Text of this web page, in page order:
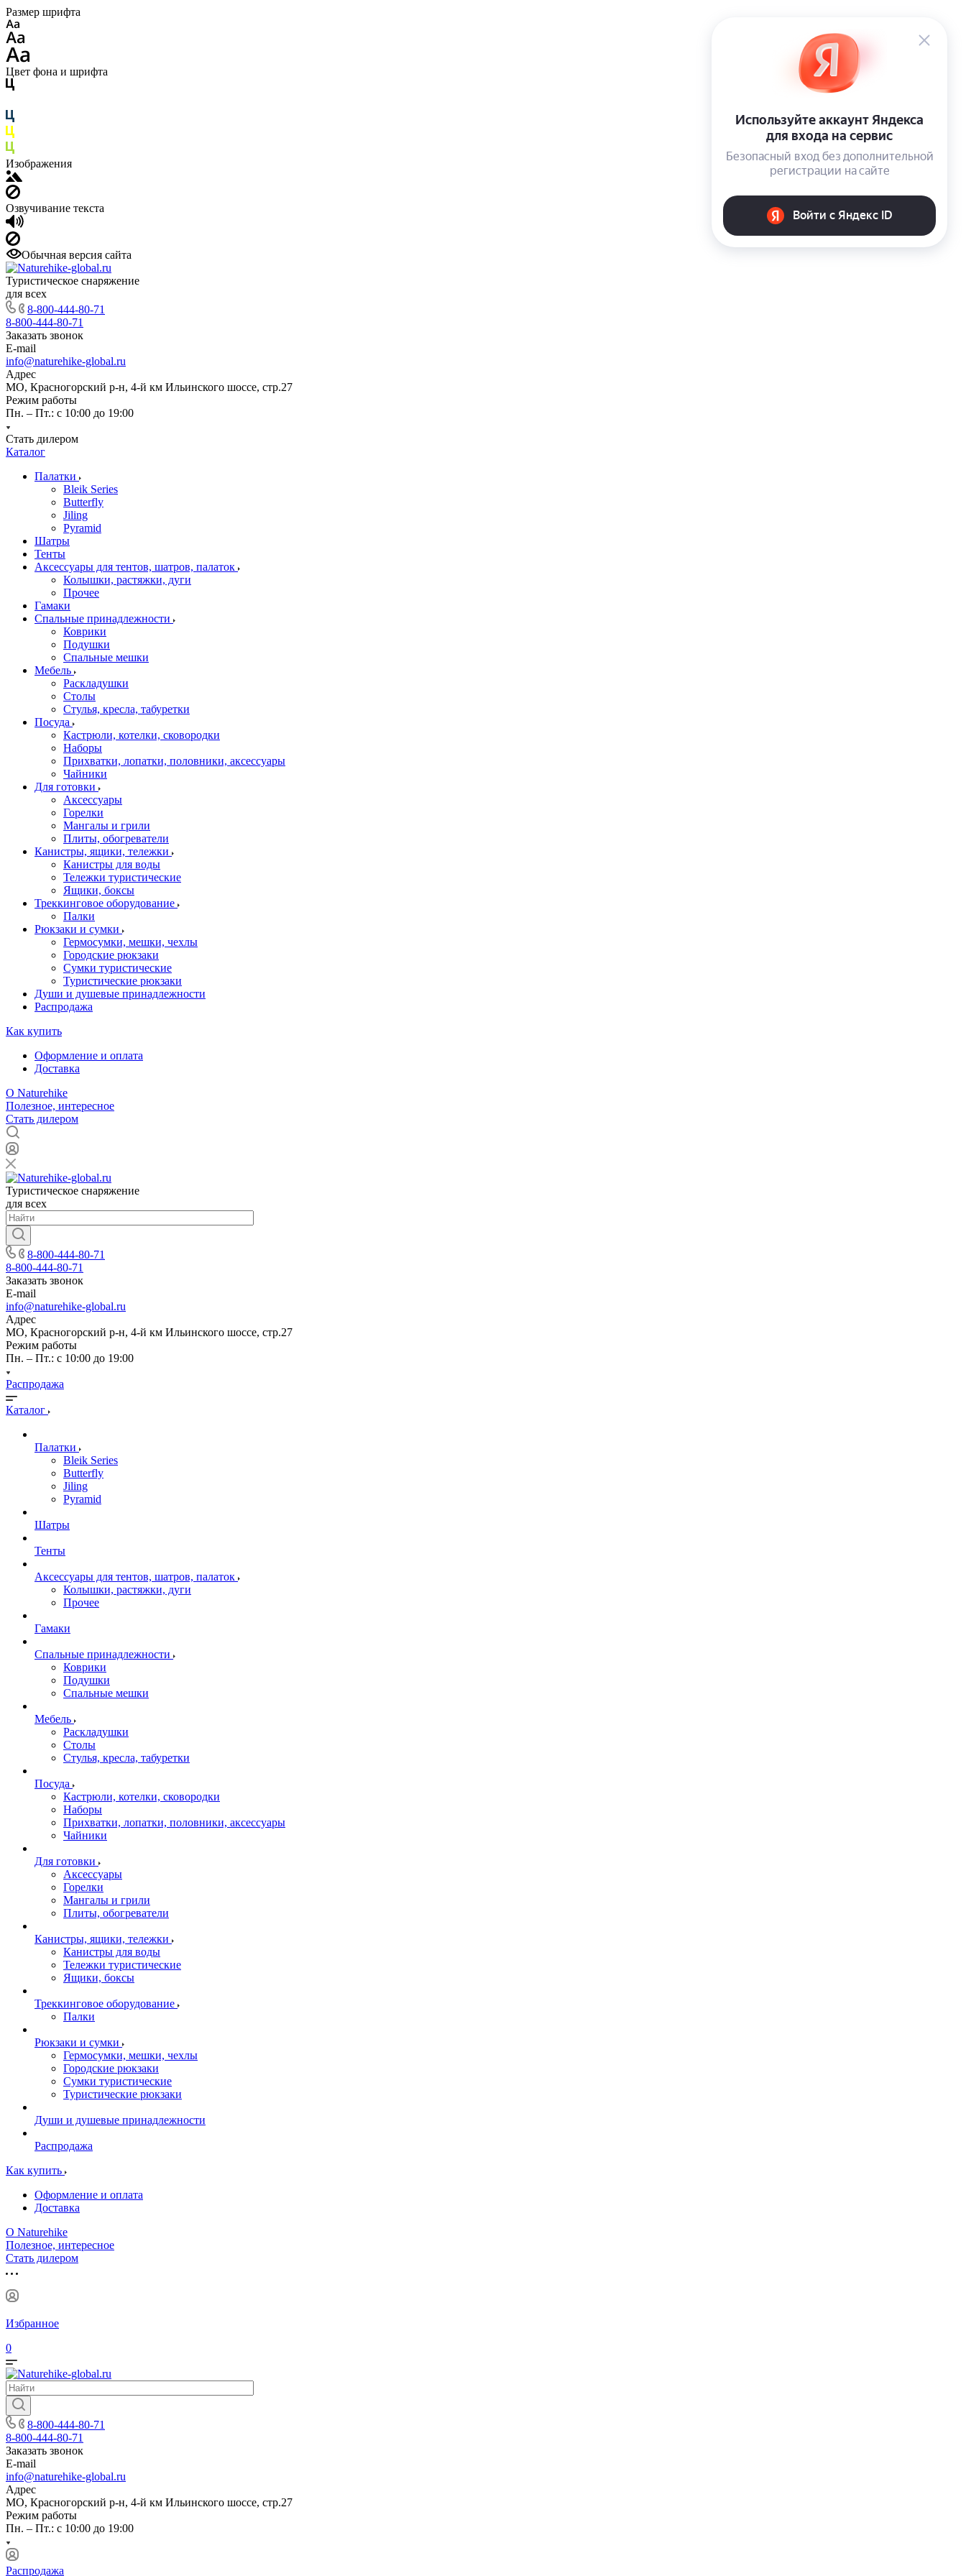
Размер шрифта
Цвет фона и шрифта
Изображения
Озвучивание текста
Обычная версия сайта
Туристическое снаряжение
для всех
8-800-444-80-71
8-800-444-80-71
Заказать звонок
E-mail
info@naturehike-global.ru
Адрес
МО, Красногорский р-н, 4-й км Ильинского шоссе, стр.27
Режим работы
Пн. – Пт.: с 10:00 до 19:00
Стать дилером
Каталог
Палатки
Bleik Series
Butterfly
Jiling
Pyramid
Шатры
Тенты
Аксессуары для тентов, шатров, палаток
Колышки, растяжки, дуги
Прочее
Гамаки
Спальные принадлежности
Коврики
Подушки
Спальные мешки
Мебель
Раскладушки
Столы
Стулья, кресла, табуретки
Посуда
Кастрюли, котелки, сковородки
Наборы
Прихватки, лопатки, половники, аксессуары
Чайники
Для готовки
Аксессуары
Горелки
Мангалы и грили
Плиты, обогреватели
Канистры, ящики, тележки
Канистры для воды
Тележки туристические
Ящики, боксы
Треккинговое оборудование
Палки
Рюкзаки и сумки
Гермосумки, мешки, чехлы
Городские рюкзаки
Сумки туристические
Туристические рюкзаки
Души и душевые принадлежности
Распродажа
Как купить
Оформление и оплата
Доставка
О Naturehike
Полезное, интересное
Стать дилером
Туристическое снаряжение
для всех
8-800-444-80-71
8-800-444-80-71
Заказать звонок
E-mail
info@naturehike-global.ru
Адрес
МО, Красногорский р-н, 4-й км Ильинского шоссе, стр.27
Режим работы
Пн. – Пт.: с 10:00 до 19:00
Распродажа
Каталог
Палатки
Bleik Series
Butterfly
Jiling
Pyramid
Шатры
Тенты
Аксессуары для тентов, шатров, палаток
Колышки, растяжки, дуги
Прочее
Гамаки
Спальные принадлежности
Коврики
Подушки
Спальные мешки
Мебель
Раскладушки
Столы
Стулья, кресла, табуретки
Посуда
Кастрюли, котелки, сковородки
Наборы
Прихватки, лопатки, половники, аксессуары
Чайники
Для готовки
Аксессуары
Горелки
Мангалы и грили
Плиты, обогреватели
Канистры, ящики, тележки
Канистры для воды
Тележки туристические
Ящики, боксы
Треккинговое оборудование
Палки
Рюкзаки и сумки
Гермосумки, мешки, чехлы
Городские рюкзаки
Сумки туристические
Туристические рюкзаки
Души и душевые принадлежности
Распродажа
Как купить
Оформление и оплата
Доставка
О Naturehike
Полезное, интересное
Стать дилером
Избранное
0
8-800-444-80-71
8-800-444-80-71
Заказать звонок
E-mail
info@naturehike-global.ru
Адрес
МО, Красногорский р-н, 4-й км Ильинского шоссе, стр.27
Режим работы
Пн. – Пт.: с 10:00 до 19:00
Распродажа